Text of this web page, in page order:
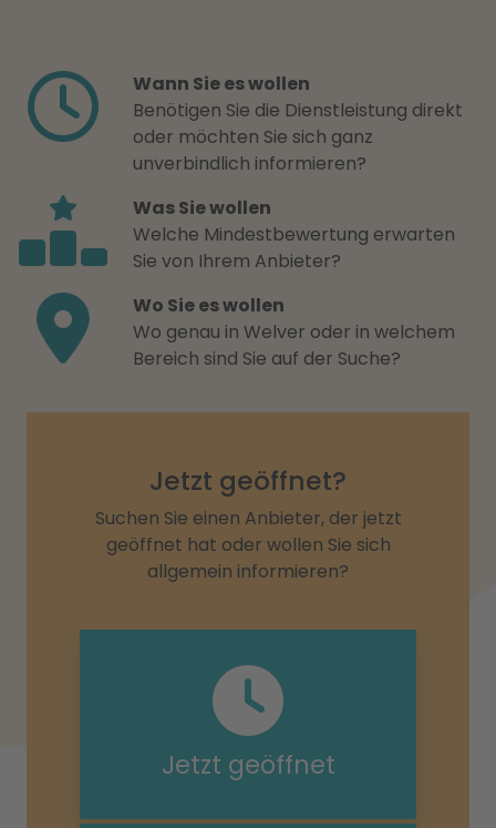
Wann Sie es wollen
Benötigen Sie die Dienstleistung direkt
oder möchten Sie sich ganz
unverbindlich informieren?
Was Sie wollen
Welche Mindestbewertung erwarten
Sie von Ihrem Anbieter?
Wo Sie es wollen
Wo genau in Welver oder in welchem
Bereich sind Sie auf der Suche?
Jetzt geöffnet?
Suchen Sie einen Anbieter, der jetzt
geöffnet hat oder wollen Sie sich
allgemein informieren?
Jetzt geöffnet